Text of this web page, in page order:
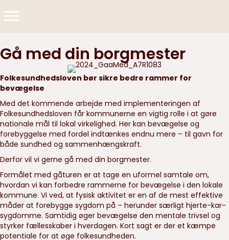
Gå med din borgmester
Folkesundhedsloven bør sikre bedre rammer for
bevægelse
Med det kommende arbejde med implementeringen af
Folkesundhedsloven får kommunerne en vigtig rolle i at gøre
nationale mål til lokal virkelighed. Her kan bevægelse og
forebyggelse med fordel indtænkes endnu mere – til gavn for
både sundhed og sammenhængskraft.
Derfor vil vi gerne gå med din borgmester.
Formålet med gåturen er at tage en uformel samtale om,
hvordan vi kan forbedre rammerne for bevægelse i den lokale
kommune. Vi ved, at fysisk aktivitet er en af de mest effektive
måder at forebygge sygdom på – herunder særligt hjerte-kar-
sygdomme. Samtidig øger bevægelse den mentale trivsel og
styrker fællesskaber i hverdagen. Kort sagt er der et kæmpe
potentiale for at øge folkesundheden.